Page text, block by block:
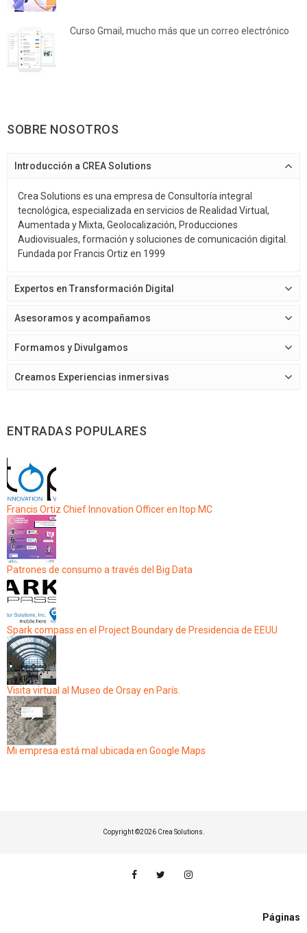
Curso Gmail, mucho más que un correo electrónico
SOBRE NOSOTROS
Introducción a CREA Solutions
Crea Solutions es una empresa de Consultoría integral
tecnológica, especializada en servicios de Realidad Virtual,
Aumentada y Mixta, Geolocalización, Producciones
Audiovisuales, formación y soluciones de comunicación digital.
Fundada por Francis Ortiz en 1999
Expertos en Transformación Digital
Asesoramos y acompañamos
Formamos y Divulgamos
Creamos Experiencias inmersivas
ENTRADAS POPULARES
Francis Ortiz Chief Innovation Officer en Itop MC
Patrones de consumo a través del Big Data
Spark compass en el Project Boundary de Presidencia de EEUU
Visita virtual al Museo de Orsay en París.
Mi empresa está mal ubicada en Google Maps
Copyright ©2026 Crea Solutions.
Páginas